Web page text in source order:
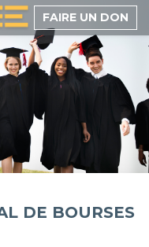
FAIRE UN DON
DE BOURSES